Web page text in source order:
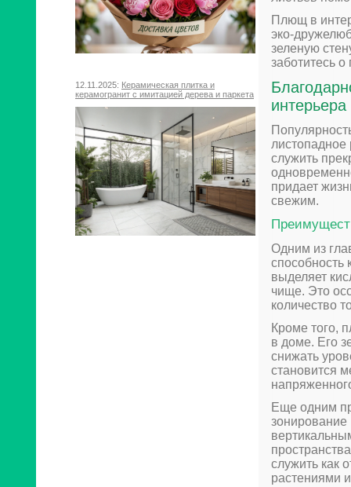
12.11.2025: Керамическая плитка и
керамогранит с имитацией дерева и паркета
Плющ в
эко-
зеленую
заботитесь
интерьера
служить
придает
свежим.
Одним из
выделяет
чище. Это
количество
Кроме того,
в доме. Его
снижать
становится
Еще одним
зонирование
служить как
растениями